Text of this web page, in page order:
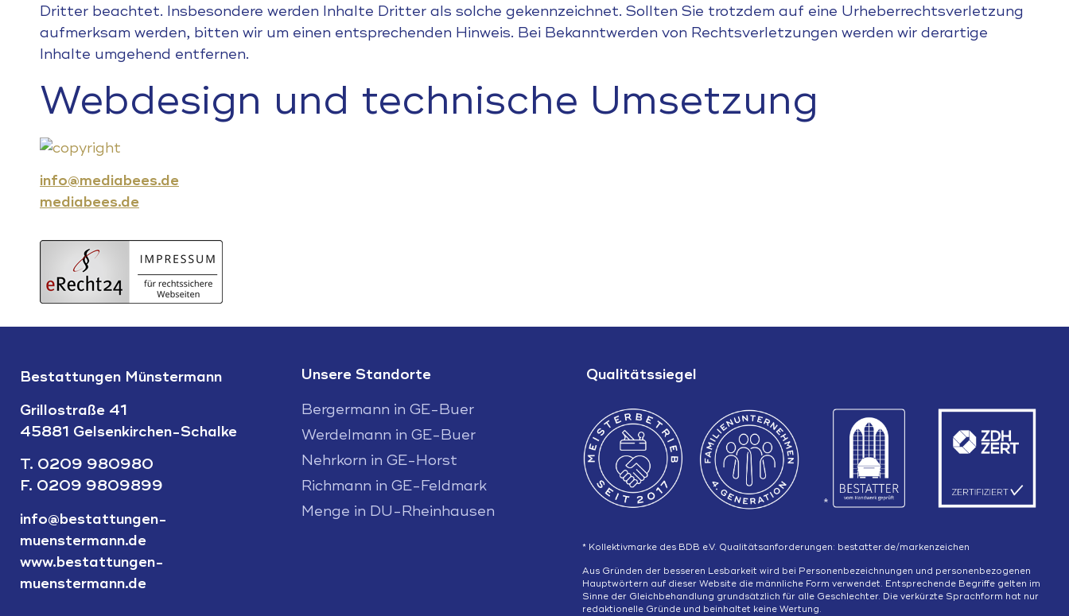
Dritter beachtet. Insbesondere werden Inhalte Dritter als solche gekennzeichnet. Sollten Sie trotzdem auf eine Urheberrechtsverletzung
aufmerksam werden, bitten wir um einen entsprechenden Hinweis. Bei Bekanntwerden von Rechtsverletzungen werden wir derartige
Inhalte umgehend entfernen.
Webdesign und technische Umsetzung
info@mediabees.de
mediabees.de
Bestattungen Münstermann
Grillostraße 41
45881 Gelsenkirchen-Schalke
T. 0209 980980
F. 0209 9809899
info@bestattungen-
muenstermann.de
www.bestattungen-
muenstermann.de
Unsere Standorte
Bergermann in GE-Buer
Werdelmann in GE-Buer
Nehrkorn in GE-Horst
Richmann in GE-Feldmark
Menge in DU-Rheinhausen
Qualitätssiegel
*
* Kollektivmarke des BDB e.V. Qualitätsanforderungen: bestatter.de/markenzeichen
Aus Gründen der besseren Lesbarkeit wird bei Personenbezeichnungen und personenbezogenen
Hauptwörtern auf dieser Website die männliche Form verwendet. Entsprechende Begriffe gelten im
Sinne der Gleichbehandlung grundsätzlich für alle Geschlechter. Die verkürzte Sprachform hat nur
redaktionelle Gründe und beinhaltet keine Wertung.